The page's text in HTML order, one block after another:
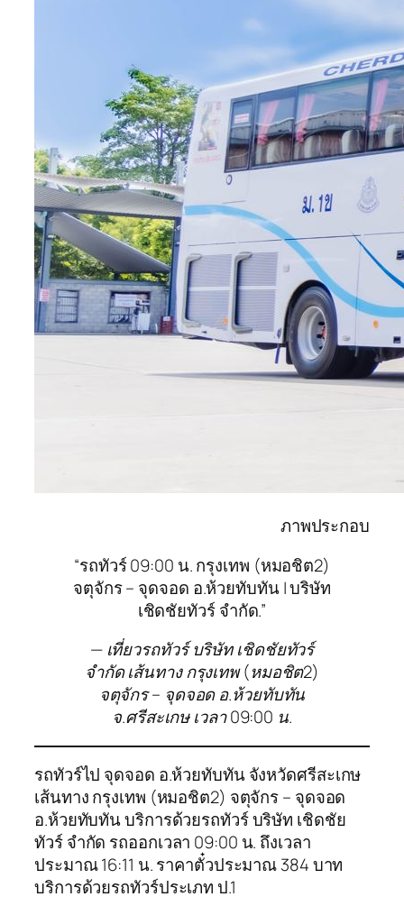
ภาพประกอบ
“รถทัวร์ 09:00 น. กรุงเทพ (หมอชิต2)
จตุจักร – จุดจอด อ.ห้วยทับทัน | บริษัท
เชิดชัยทัวร์ จำกัด.”
— เที่ยวรถทัวร์ บริษัท เชิดชัยทัวร์
จำกัด เส้นทาง กรุงเทพ (หมอชิต2)
จตุจักร – จุดจอด อ.ห้วยทับทัน
จ.ศรีสะเกษ เวลา 09:00 น.
รถทัวร์ไป จุดจอด อ.ห้วยทับทัน จังหวัดศรีสะเกษ
เส้นทาง กรุงเทพ (หมอชิต2) จตุจักร – จุดจอด
อ.ห้วยทับทัน บริการด้วยรถทัวร์ บริษัท เชิดชัย
ทัวร์ จำกัด รถออกเวลา 09:00 น. ถึงเวลา
ประมาณ 16:11 น. ราคาตั๋วประมาณ 384 บาท
บริการด้วยรถทัวร์ประเภท ป.1